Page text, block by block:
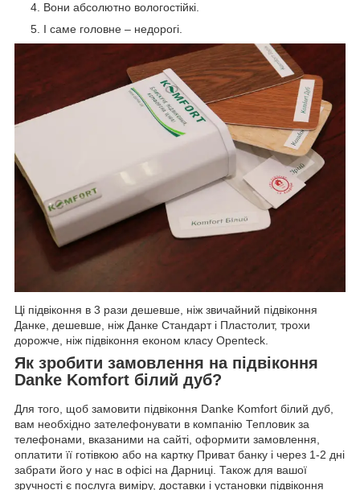
Вони абсолютно вологостійкі.
І саме головне – недорогі.
Ці підвіконня в 3 рази дешевше, ніж звичайний підвіконня
Данке, дешевше, ніж Данке Стандарт і Пластолит, трохи
дорожче, ніж підвіконня економ класу Openteck.
Як зробити замовлення на підвіконня
Danke Komfort білий дуб?
Для того, щоб замовити підвіконня Danke Komfort білий дуб,
вам необхідно зателефонувати в компанію Тепловик за
телефонами, вказаними на сайті, оформити замовлення,
оплатити її готівкою або на картку Приват банку і через 1-2 дні
забрати його у нас в офісі на Дарниці. Також для вашої
зручності є послуга виміру, доставки і установки підвіконня